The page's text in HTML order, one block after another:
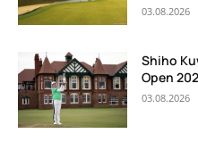
03.08.2026
Shiho
Open
03.08.2026